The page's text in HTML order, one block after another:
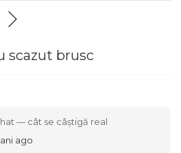
scazut brusc
— cât se câștigă real
ago